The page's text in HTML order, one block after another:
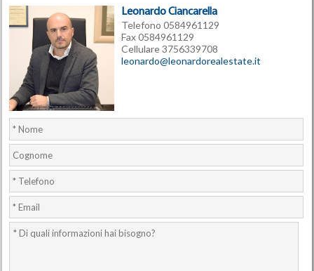
Leonardo Ciancarella
Telefono 0584961129
Fax 0584961129
Cellulare 3756339708
leonardo@leonardorealestate.it